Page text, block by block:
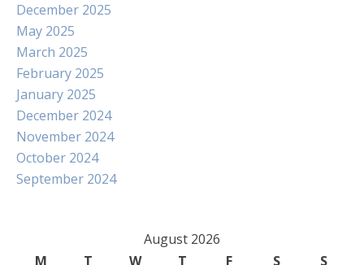
December 2025
May 2025
March 2025
February 2025
January 2025
December 2024
November 2024
October 2024
September 2024
August 2026
M
T W T F S S